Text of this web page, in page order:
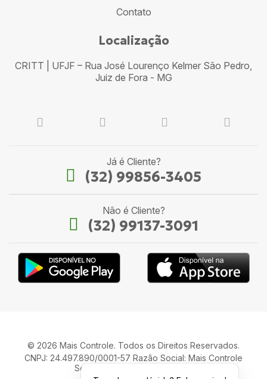
Contato
Localização
CRITT | UFJF – Rua José Lourenço Kelmer São Pedro,
Juiz de Fora - MG
Já é Cliente?
(32) 99856-3405
Não é Cliente?
(32) 99137-3091
© 2026 Mais Controle. Todos os Direitos Reservados.
CNPJ: 24.497.890/0001-57 Razão Social: Mais Controle
Serviços de Informática LTDA.